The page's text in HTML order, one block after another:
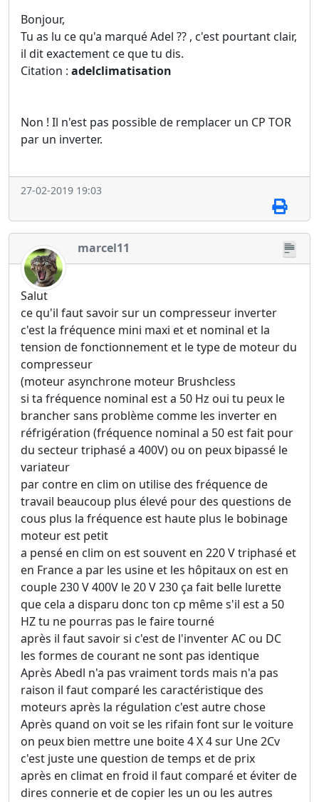
Bonjour,
Tu as lu ce qu'a marqué Adel ?? , c'est pourtant clair,
il dit exactement ce que tu dis.
Citation : adelclimatisation
Non ! Il n'est pas possible de remplacer un CP TOR
par un inverter.
27-02-2019 19:03
marcel11
Salut
ce qu'il faut savoir sur un compresseur inverter
c'est la fréquence mini maxi et et nominal et la
tension de fonctionnement et le type de moteur du
compresseur
(moteur asynchrone moteur Brushcless
si ta fréquence nominal est a 50 Hz oui tu peux le
brancher sans problème comme les inverter en
réfrigération (fréquence nominal a 50 est fait pour
du secteur triphasé a 400V) ou on peux bipassé le
variateur
par contre en clim on utilise des fréquence de
travail beaucoup plus élevé pour des questions de
cous plus la fréquence est haute plus le bobinage
moteur est petit
a pensé en clim on est souvent en 220 V triphasé et
en France a par les usine et les hôpitaux on est en
couple 230 V 400V le 20 V 230 ça fait belle lurette
que cela a disparu donc ton cp même s'il est a 50
HZ tu ne pourras pas le faire tourné
après il faut savoir si c'est de l'inventer AC ou DC
les formes de courant ne sont pas identique
Après Abedl n'a pas vraiment tords mais n'a pas
raison il faut comparé les caractéristique des
moteurs après la régulation c'est autre chose
Après quand on voit se les rifain font sur le voiture
on peux bien mettre une boite 4 X 4 sur Une 2Cv
c'est juste une question de temps et de prix
après en climat en froid il faut comparé et éviter de
dires connerie et de copier les un ou les autres